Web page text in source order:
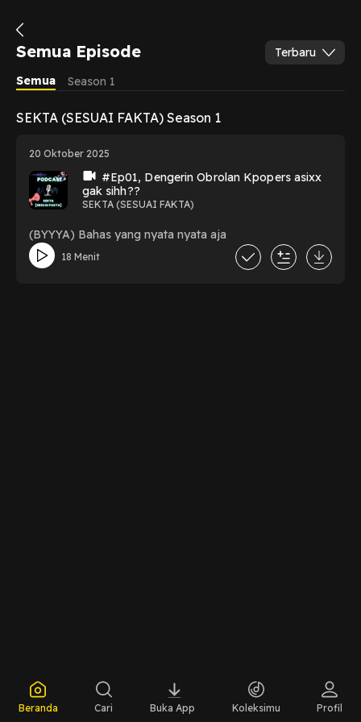
Semua Episode
Terbaru
Semua
Season 1
SEKTA (SESUAI FAKTA) Season 1
20 Oktober 2025
#Ep01, Dengerin Obrolan Kpopers asixx
gak sihh??
SEKTA (SESUAI FAKTA)
(BYYYA) Bahas yang nyata nyata aja
18 Menit
Beranda Cari Buka App Koleksimu Profil